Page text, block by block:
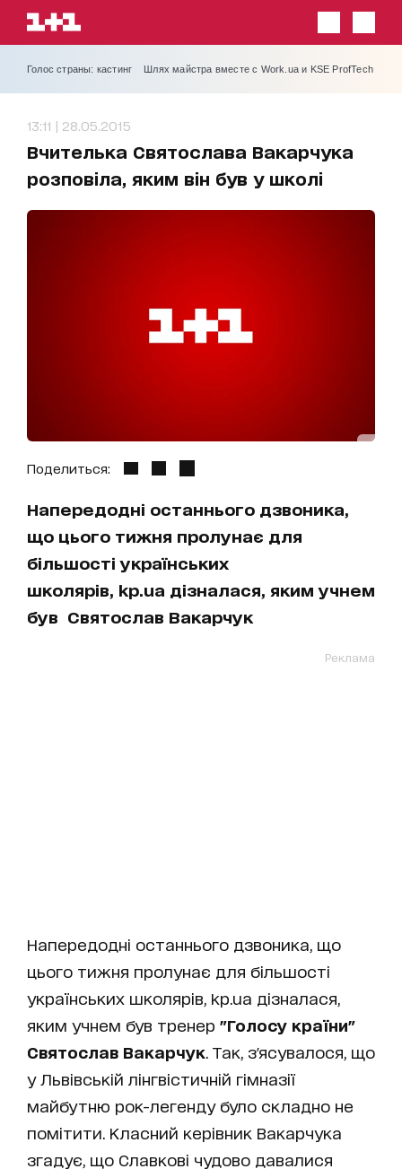
Голос страны: кастинг Шлях майстра вместе с Work.ua и KSE ProfTech
13:11 | 28.05.2015
Вчителька Святослава Вакарчука
розповіла, яким він був у школі
Поделиться:
Напередодні останнього дзвоника,
що цього тижня пролунає для
більшості українських
школярів, kp.ua дізналася, яким учнем
був Святослав Вакарчук
Реклама
Напередодні останнього дзвоника, що
цього тижня пролунає для більшості
українських школярів, kp.ua дізналася,
яким учнем був тренер "Голосу країни"
Святослав Вакарчук . Так, з'ясувалося, що
у Львівській лінгвістичній гімназії
майбутню рок-легенду було складно не
помітити. Класний керівник Вакарчука
згадує, що Славкові чудово давалися